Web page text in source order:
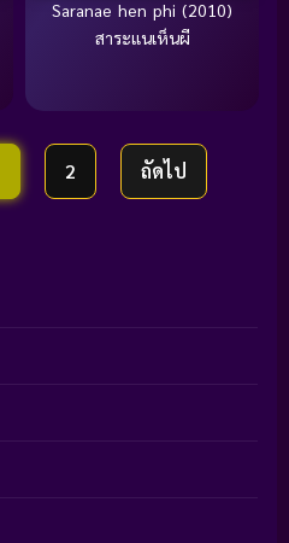
Saranae hen phi (2010)
สาระแนเห็นผี
2 ถัดไป